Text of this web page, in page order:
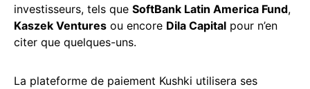
investisseurs, tels que SoftBank Latin America Fund,
Kaszek Ventures ou encore Dila Capital pour n’en
citer que quelques-uns.
La plateforme de paiement Kushki utilisera ses